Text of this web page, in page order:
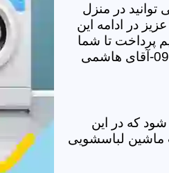
در منزل
در ادامه این
پرداخت تا شما
که در این
ماشین لباسشویی